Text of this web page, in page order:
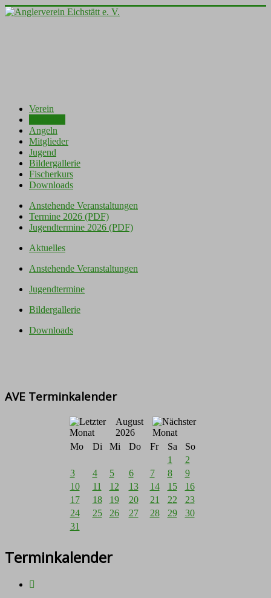
Verein
Angeln
Mitglieder
Jugend
Bildergallerie
Fischerkurs
Downloads
Anstehende Veranstaltungen
Termine 2026 (PDF)
Jugendtermine 2026 (PDF)
Aktuelles
Anstehende Veranstaltungen
Jugendtermine
Bildergallerie
Downloads
AVE Terminkalender
August
2026
Mo
Di Mi Do Fr Sa
So
1
2
3
4 5 6 7 8
9
10
11 12 13 14 15
16
17
18 19 20 21 22
23
24
25 26 27 28 29
30
31
Terminkalender